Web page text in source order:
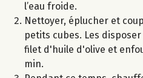
l’eau froide.
Nettoyer, éplucher et
petits cubes. Les
filet d'huile d'olive et
min.